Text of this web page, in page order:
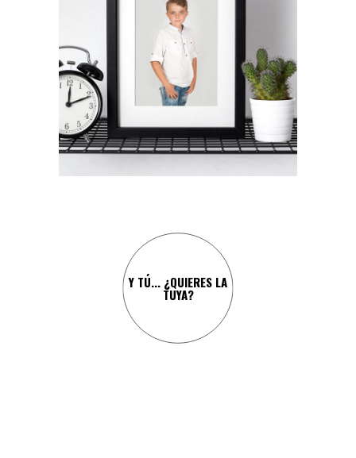
¡Y CARLOS NO IBA A SER
MENOS!
Y TÚ... ¿QUIERES LA
TUYA?